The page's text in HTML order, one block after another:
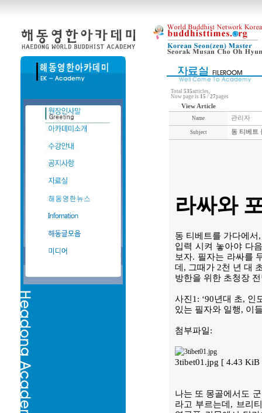
Total 535articles,
Now page is 15 / 27pages
View Article
Name 관리자
Subject 동 티베트
라싸와
동 티베트를 가다에
입력 시켜 놓아야 다
보자. 필자는 라싸를
데, 그때가 2천 년 대
방한을 위한 초청장
사진1: ‘90년대 초, 인
있는 필자와 일행, 이
첨부파일:
3tibet01.jpg [ 4.43
나는 또 몽골에서도
라고 부르는데, 브리